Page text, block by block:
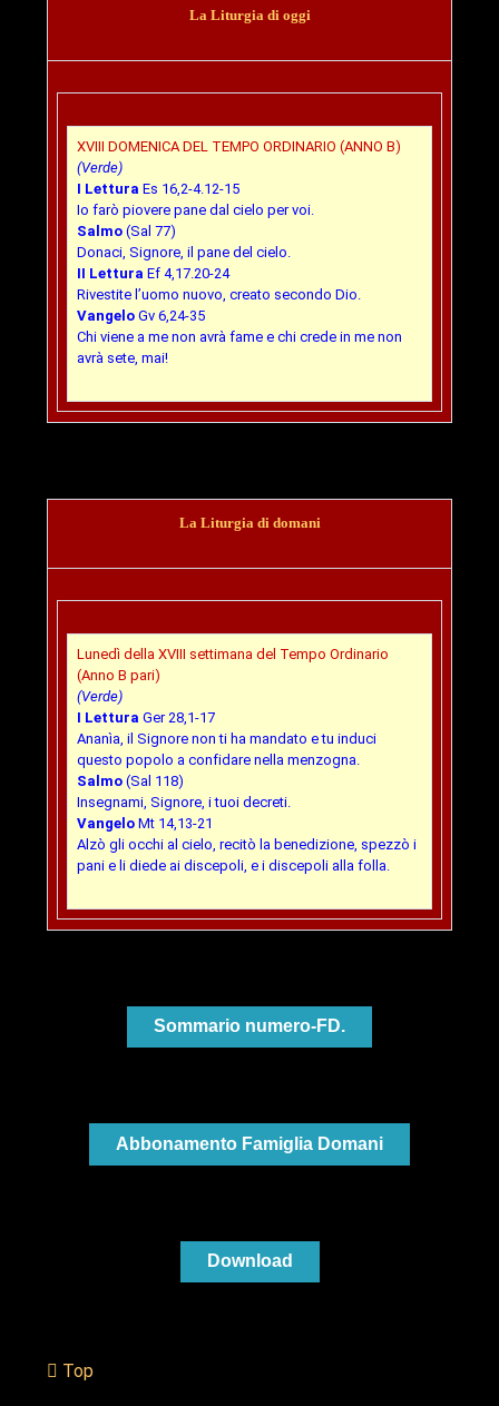
La Liturgia di oggi
XVIII DOMENICA DEL TEMPO ORDINARIO (ANNO B)
(Verde)
I Lettura Es 16,2-4.12-15
Io farò piovere pane dal cielo per voi.
Salmo (Sal 77)
Donaci, Signore, il pane del cielo.
II Lettura Ef 4,17.20-24
Rivestite l’uomo nuovo, creato secondo Dio.
Vangelo Gv 6,24-35
Chi viene a me non avrà fame e chi crede in me non
avrà sete, mai!
La Liturgia di domani
Lunedì della XVIII settimana del Tempo Ordinario
(Anno B pari)
(Verde)
I Lettura Ger 28,1-17
Ananìa, il Signore non ti ha mandato e tu induci
questo popolo a confidare nella menzogna.
Salmo (Sal 118)
Insegnami, Signore, i tuoi decreti.
Vangelo Mt 14,13-21
Alzò gli occhi al cielo, recitò la benedizione, spezzò i
pani e li diede ai discepoli, e i discepoli alla folla.
Sommario numero-FD.
Abbonamento Famiglia Domani
Download
Top